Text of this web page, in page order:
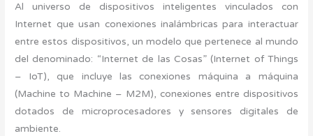
Al universo de dispositivos inteligentes vinculados con
Internet que usan conexiones inalámbricas para interactuar
entre estos dispositivos, un modelo que pertenece al mundo
del denominado: “Internet de las Cosas” (Internet of Things
– IoT), que incluye las conexiones máquina a máquina
(Machine to Machine – M2M), conexiones entre dispositivos
dotados de microprocesadores y sensores digitales de
ambiente.